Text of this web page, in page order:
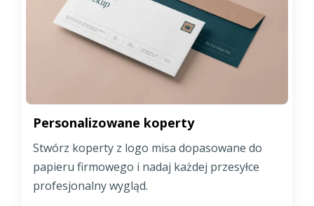
Personalizowane koperty
Stwórz koperty z logo misa dopasowane do
papieru firmowego i nadaj każdej przesyłce
profesjonalny wygląd.